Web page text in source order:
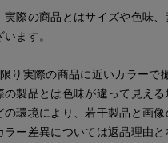
際の商品とはサイズや色味
ます。
り実際の商品に近いカラーで
製品とは色味が違って見え
環境により、若干製品と画
ラー差異については返品理由